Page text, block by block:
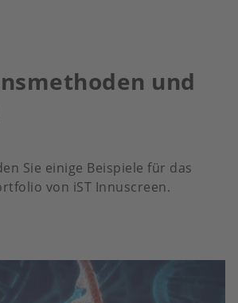
und
Sie einige Beispiele für das
von iST Innuscreen.